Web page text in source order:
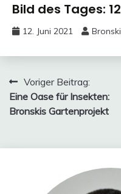
Bild des Tages:
12. Juni 2021 Bronski
Voriger Beitrag:
Eine Oase für Insekten:
Bronskis Gartenprojekt